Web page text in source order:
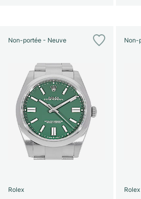
Non-portée - Neuve
Rolex
Non-
Rolex